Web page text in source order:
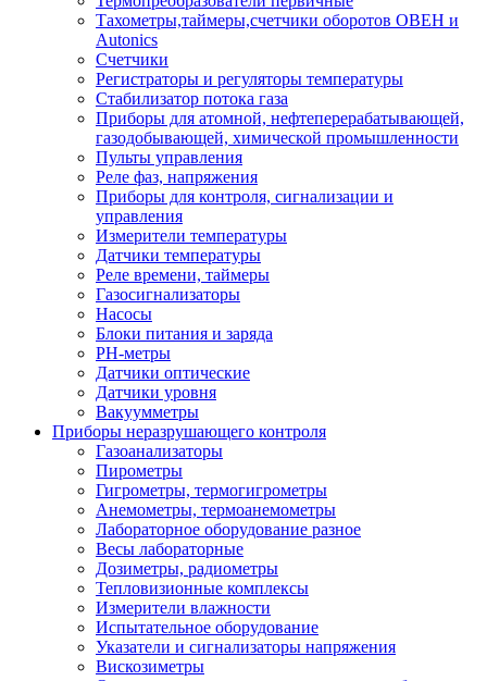
Тахометры,таймеры,счетчики оборотов ОВЕН и
Autonics
Счетчики
Регистраторы и регуляторы температуры
Стабилизатор потока газа
Приборы для атомной, нефтеперерабатывающей,
газодобывающей, химической промышленности
Пульты управления
Реле фаз, напряжения
Приборы для контроля, сигнализации и
управления
Измерители температуры
Датчики температуры
Реле времени, таймеры
Газосигнализаторы
Насосы
Блоки питания и заряда
PH-метры
Датчики оптические
Датчики уровня
Вакуумметры
Приборы неразрушающего контроля
Газоанализаторы
Пирометры
Гигрометры, термогигрометры
Анемометры, термоанемометры
Лабораторное оборудование разное
Весы лабораторные
Дозиметры, радиометры
Тепловизионные комплексы
Измерители влажности
Испытательное оборудование
Указатели и сигнализаторы напряжения
Вискозиметры